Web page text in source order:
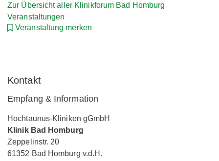
Zur Übersicht aller Klinikforum Bad Homburg
Veranstaltungen
Veranstaltung merken
Kontakt
Empfang & Information
Hochtaunus-Kliniken gGmbH
Klinik Bad Homburg
Zeppelinstr. 20
61352 Bad Homburg v.d.H.